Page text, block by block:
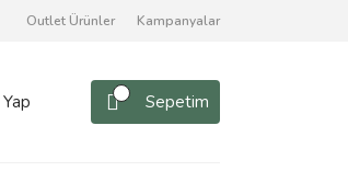
Outlet Ürünler Kampanyalar
Sepetim